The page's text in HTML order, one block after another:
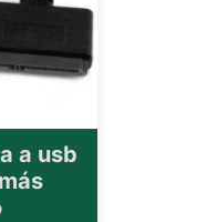
a usb